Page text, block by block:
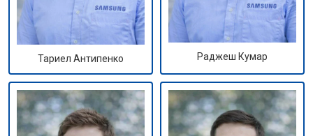
Тариел Антипенко Раджеш Кумар